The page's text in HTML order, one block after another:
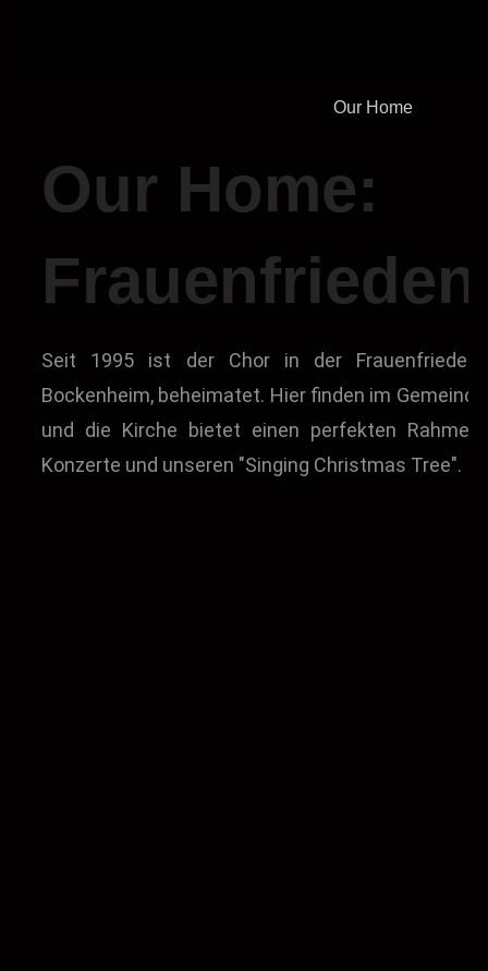
Our Home
Our Home:
Seit 1995 ist der Chor in der
Bockenheim, beheimatet. Hier finden im
und die Kirche bietet einen perfekten
Konzerte und unseren "Singing Christmas Tree".